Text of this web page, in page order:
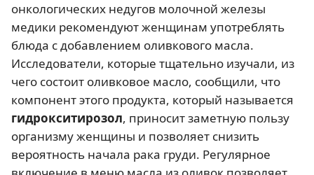
онкологических недугов молочной железы
медики рекомендуют женщинам употреблять
блюда с добавлением оливкового масла.
Исследователи, которые тщательно изучали, из
чего состоит оливковое масло, сообщили, что
компонент этого продукта, который называется
гидрокситирозол, приносит заметную пользу
организму женщины и позволяет снизить
вероятность начала рака груди. Регулярное